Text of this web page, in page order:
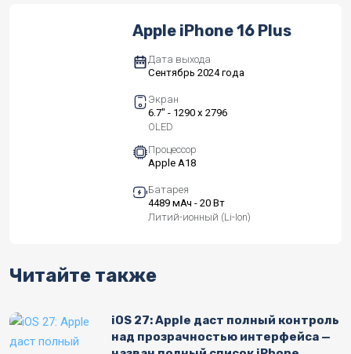
Apple iPhone 16 Plus
Дата выхода
Сентябрь 2024 года
Экран
6.7" - 1290 x 2796
OLED
Процессор
Apple A18
Батарея
4489 мАч - 20 Вт
Литий-ионный (Li-Ion)
Читайте также
iOS 27: Apple даст полный контроль
над прозрачностью интерфейса —